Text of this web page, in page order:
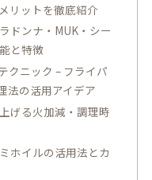
リットを徹底紹介
ドンナ・MUK・シー
と特徴
クニック – フライパ
法の活用アイデア
げる火加減・調理時
ホイルの活用法とカ